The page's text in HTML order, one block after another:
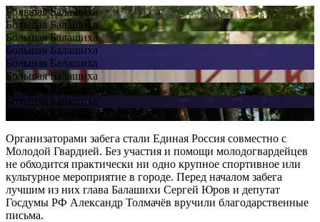
Большая Балашиха
Большая Балашиха
Большая Балашиха
Большая Балашиха
Большая Балашиха
Большая Балашиха
Большая Балашиха
Большая Балашиха
Большая Балашиха
Организаторами забега стали Единая Россия совместно с
Молодой Гвардией. Без участия и помощи молодогвардейцев
не обходится практически ни одно крупное спортивное или
культурное мероприятие в городе. Перед началом забега
лучшим из них глава Балашихи Сергей Юров и депутат
Госдумы РФ Александр Толмачёв вручили благодарственные
письма.